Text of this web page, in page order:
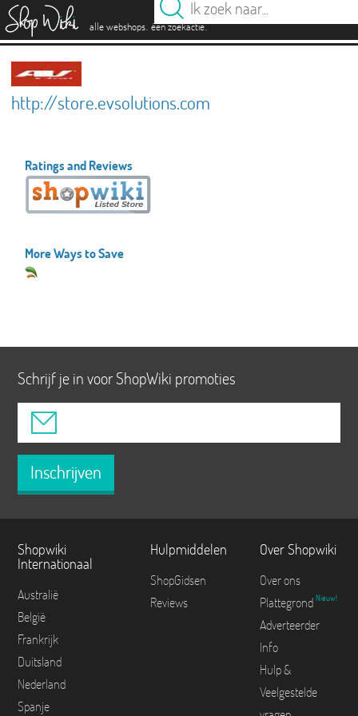
alle webshops. één zoekactie.
http://store.evsolutions.com
Ratings and Reviews
More Ways to Save
Schrijf je in voor ShopWiki promoties
Inschrijven
Shopwiki
Internationaal
Australië
België
Frankrijk
Duitsland
Nederland
Spanje
Hulpmiddelen
ShopGidsen
Reviews
Over Shopwiki
Over ons
Plattegrond Nieuw!
Adverteerder
Info
Hulp &
Veelgestelde